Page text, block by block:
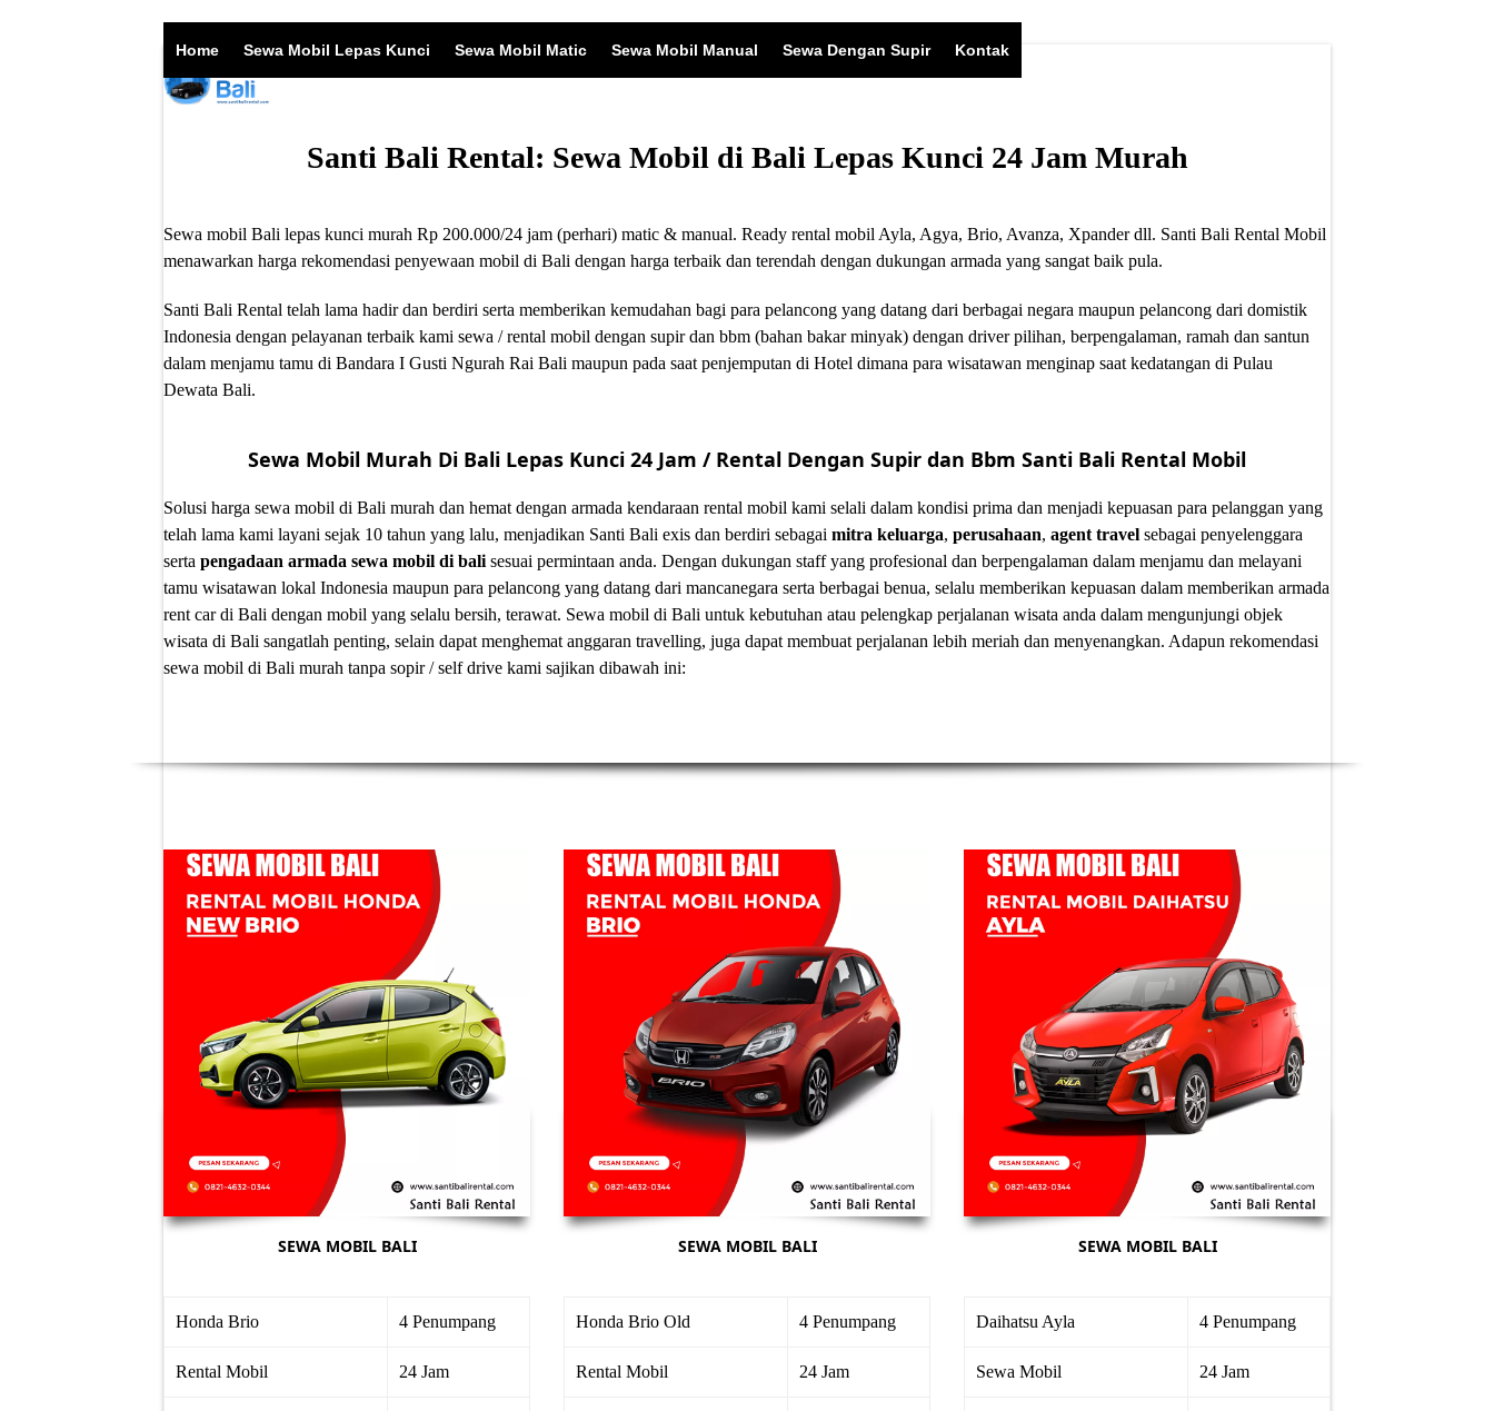
Home Sewa Mobil Lepas Kunci Sewa Mobil Matic Sewa Mobil Manual Sewa Dengan Supir Kontak
Santi Bali Rental: Sewa Mobil di Bali Lepas Kunci 24 Jam Murah
Sewa mobil Bali lepas kunci murah Rp 200.000/24 jam (perhari) matic & manual. Ready rental mobil Ayla, Agya, Brio, Avanza, Xpander dll. Santi Bali Rental Mobil
menawarkan harga rekomendasi penyewaan mobil di Bali dengan harga terbaik dan terendah dengan dukungan armada yang sangat baik pula.
Santi Bali Rental telah lama hadir dan berdiri serta memberikan kemudahan bagi para pelancong yang datang dari berbagai negara maupun pelancong dari domistik
Indonesia dengan pelayanan terbaik kami sewa / rental mobil dengan supir dan bbm (bahan bakar minyak) dengan driver pilihan, berpengalaman, ramah dan santun
dalam menjamu tamu di Bandara I Gusti Ngurah Rai Bali maupun pada saat penjemputan di Hotel dimana para wisatawan menginap saat kedatangan di Pulau
Dewata Bali.
Sewa Mobil Murah Di Bali Lepas Kunci 24 Jam / Rental Dengan Supir dan Bbm Santi Bali Rental Mobil
Solusi harga sewa mobil di Bali murah dan hemat dengan armada kendaraan rental mobil kami selali dalam kondisi prima dan menjadi kepuasan para pelanggan yang
telah lama kami layani sejak 10 tahun yang lalu, menjadikan Santi Bali exis dan berdiri sebagai mitra keluarga, perusahaan, agent travel sebagai penyelenggara
serta pengadaan armada sewa mobil di bali sesuai permintaan anda. Dengan dukungan staff yang profesional dan berpengalaman dalam menjamu dan melayani
tamu wisatawan lokal Indonesia maupun para pelancong yang datang dari mancanegara serta berbagai benua, selalu memberikan kepuasan dalam memberikan armada
rent car di Bali dengan mobil yang selalu bersih, terawat. Sewa mobil di Bali untuk kebutuhan atau pelengkap perjalanan wisata anda dalam mengunjungi objek
wisata di Bali sangatlah penting, selain dapat menghemat anggaran travelling, juga dapat membuat perjalanan lebih meriah dan menyenangkan. Adapun rekomendasi
sewa mobil di Bali murah tanpa sopir/ self drive kami sajikan dibawah ini:
SEWA MOBIL BALI
Honda Brio 4 Penumpang
Rental Mobil 24 Jam
SEWA MOBIL BALI
Honda Brio Old 4 Penumpang
Rental Mobil 24 Jam
SEWA MOBIL BALI
Daihatsu Ayla 4 Penumpang
Sewa Mobil 24 Jam